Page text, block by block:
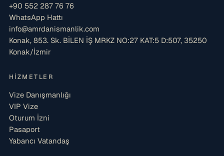
+90 552 287 76 76
WhatsApp Hattı
info@amrdanismanlik.com
Konak, 853. Sk. BİLEN İŞ MRKZ NO:27 KAT:5 D:507, 35250
Konak/İzmir
HIZMETLER
Vize Danışmanlığı
VIP Vize
Oturum İzni
Pasaport
Yabancı Vatandaş